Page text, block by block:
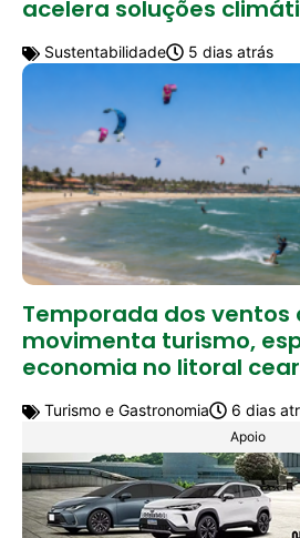
acelera soluções
Sustentabilidade 5 dias atrás
Temporada dos ventos
movimenta turismo,
economia no litoral
Turismo e Gastronomia 6 dias
Apoio